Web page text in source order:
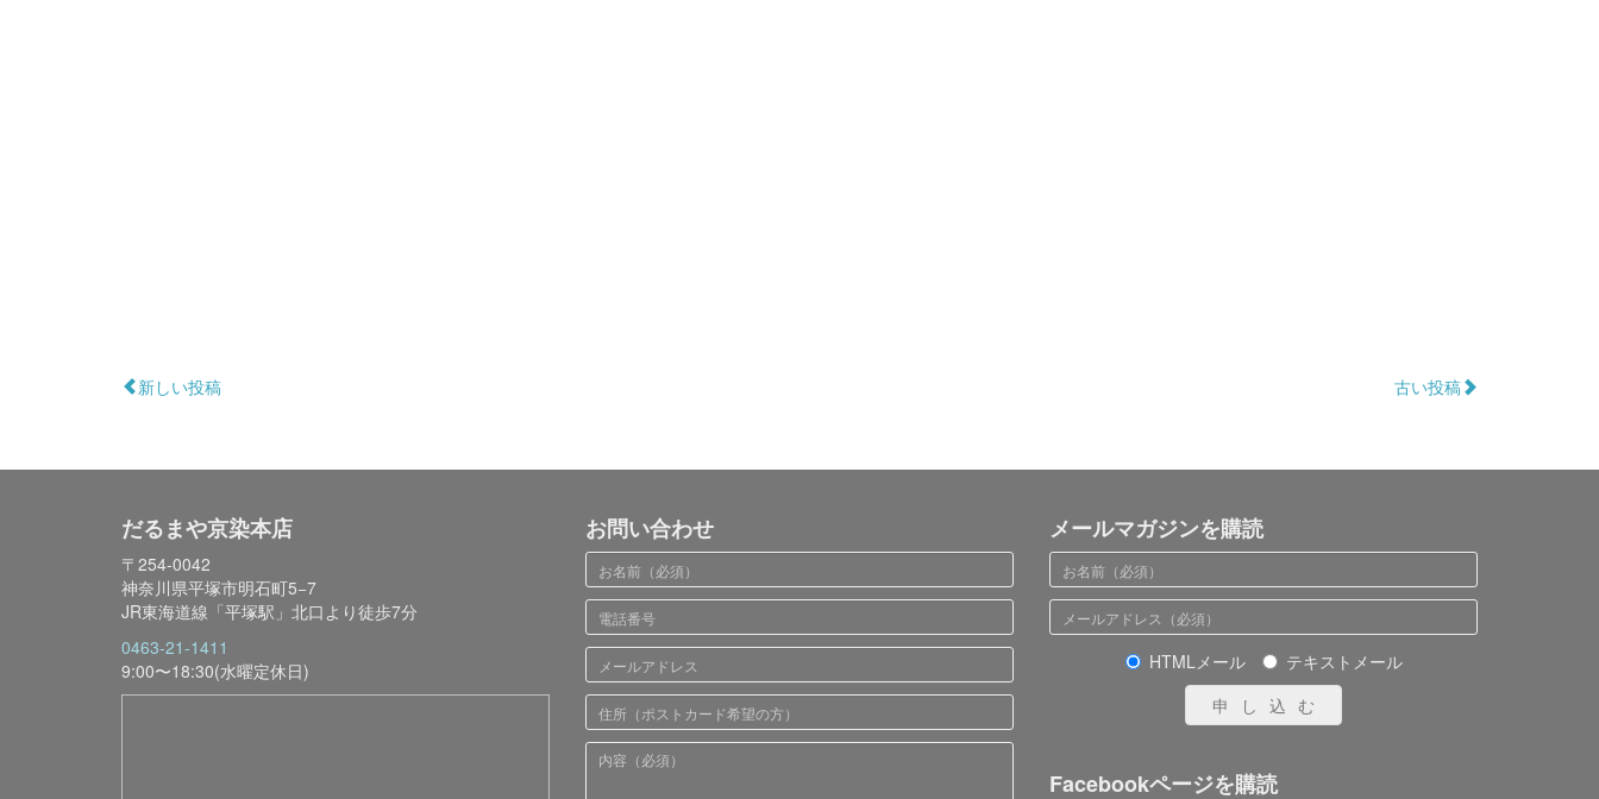
新しい投稿 古い投稿
だるまや京染本店
〒254-0042
神奈川県平塚市明石町5−7
JR東海道線「平塚駅」北口より徒歩7分
0463-21-1411
9:00〜18:30(水曜定休日)
お問い合わせ メールマガジンを購読
HTMLメール
テキストメール
申し込む
Facebookページを購読